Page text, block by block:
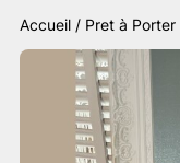
Accueil / Pret à Porter